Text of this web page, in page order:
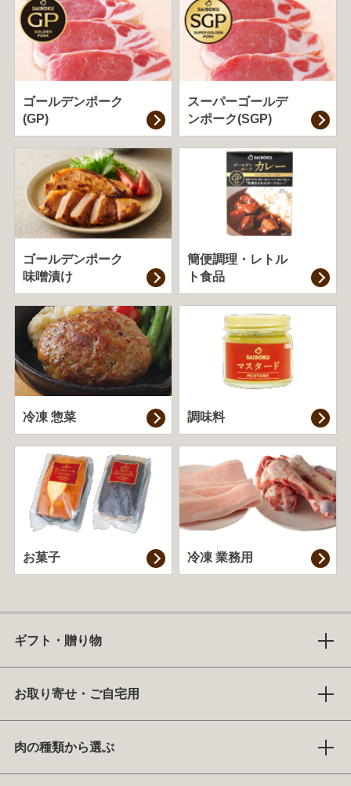
ゴールデンポーク
(GP)
スーパーゴールデ
ンポーク(SGP)
ゴールデンポーク
味噌漬け
簡便調理・ レトル
ト食品
冷凍 惣菜 調味料
お菓子 冷凍 業務用
ギフト・贈り物
お取り寄せ・ご自宅用
肉の種類から選ぶ